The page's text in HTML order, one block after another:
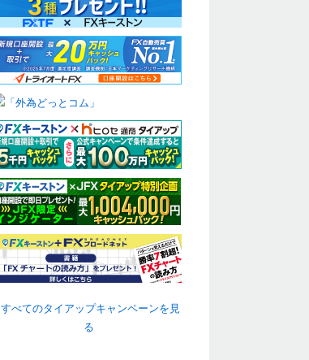
すべてのタイアップキャンペーンを見
る